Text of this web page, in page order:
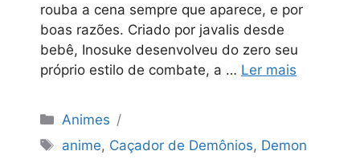
rouba a cena sempre que aparece, e por
boas razões. Criado por javalis desde
bebê, Inosuke desenvolveu do zero seu
próprio estilo de combate, a … Ler mais
Categorias
Animes
Tags
anime, Caçador de Demônios, Demon